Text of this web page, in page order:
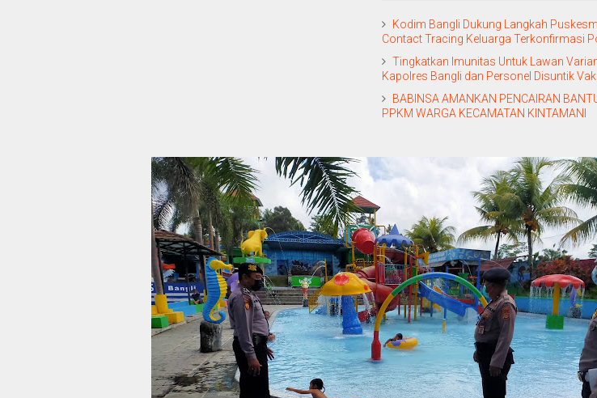
Kodim Bangli Dukung Langkah
Contact Tracing Keluarga Terkonfirmasi
Tingkatkan Imunitas Untuk Lawan
Kapolres Bangli dan Personel Disuntik
BABINSA AMANKAN PENCAIRAN
PPKM WARGA KECAMATAN KINTAMANI